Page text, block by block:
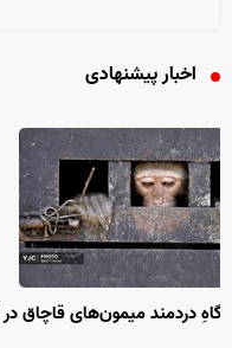
اخبار پیشنهادی
قاچاق در اسارت